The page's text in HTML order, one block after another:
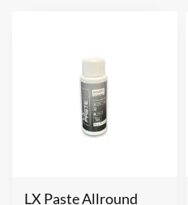
LX Paste Allround